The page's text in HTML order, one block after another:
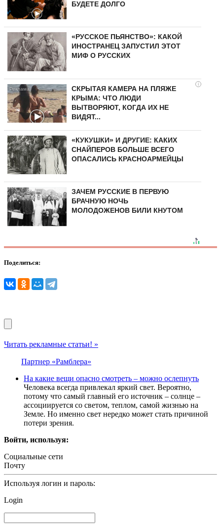
БУДЕТЕ ДОЛГО
«РУССКОЕ ПЬЯНСТВО»: КАКОЙ
ИНОСТРАНЕЦ ЗАПУСТИЛ ЭТОТ
МИФ О РУССКИХ
i
СКРЫТАЯ КАМЕРА НА ПЛЯЖЕ
КРЫМА: ЧТО ЛЮДИ
ВЫТВОРЯЮТ, КОГДА ИХ НЕ
ВИДЯТ...
«КУКУШКИ» И ДРУГИЕ: КАКИХ
СНАЙПЕРОВ БОЛЬШЕ ВСЕГО
ОПАСАЛИСЬ КРАСНОАРМЕЙЦЫ
ЗАЧЕМ РУССКИЕ В ПЕРВУЮ
БРАЧНУЮ НОЧЬ
МОЛОДОЖЕНОВ БИЛИ КНУТОМ
Поделиться:
Читать рекламные статьи! »
Партнер «Рамблера»
На какие вещи опасно смотреть – можно ослепнуть
Человека всегда привлекал яркий свет. Вероятно,
потому что самый главный его источник – солнце –
ассоциируется со светом, теплом, самой жизнью на
Земле. Но именно свет нередко может стать причиной
потери зрения.
Войти, используя:
Социальные сети
Почту
Используя логин и пароль:
Login